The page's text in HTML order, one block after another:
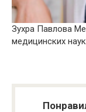
Зухра Павлова
медицинских наук